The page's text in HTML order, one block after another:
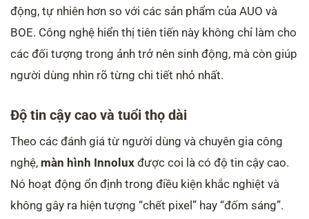
động, tự nhiên hơn so với các sản phẩm của AUO và
BOE. Công nghệ hiển thị tiên tiến này không chỉ làm cho
các đối tượng trong ảnh trở nên sinh động, mà còn giúp
người dùng nhìn rõ từng chi tiết nhỏ nhất.
Độ tin cậy cao và tuổi thọ dài
Theo các đánh giá từ người dùng và chuyên gia công
nghệ, màn hình Innolux được coi là có độ tin cậy cao.
Nó hoạt động ổn định trong điều kiện khắc nghiệt và
không gây ra hiện tượng “chết pixel” hay “đốm sáng”.